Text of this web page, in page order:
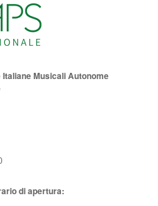
Musicali Autonome
di apertura: